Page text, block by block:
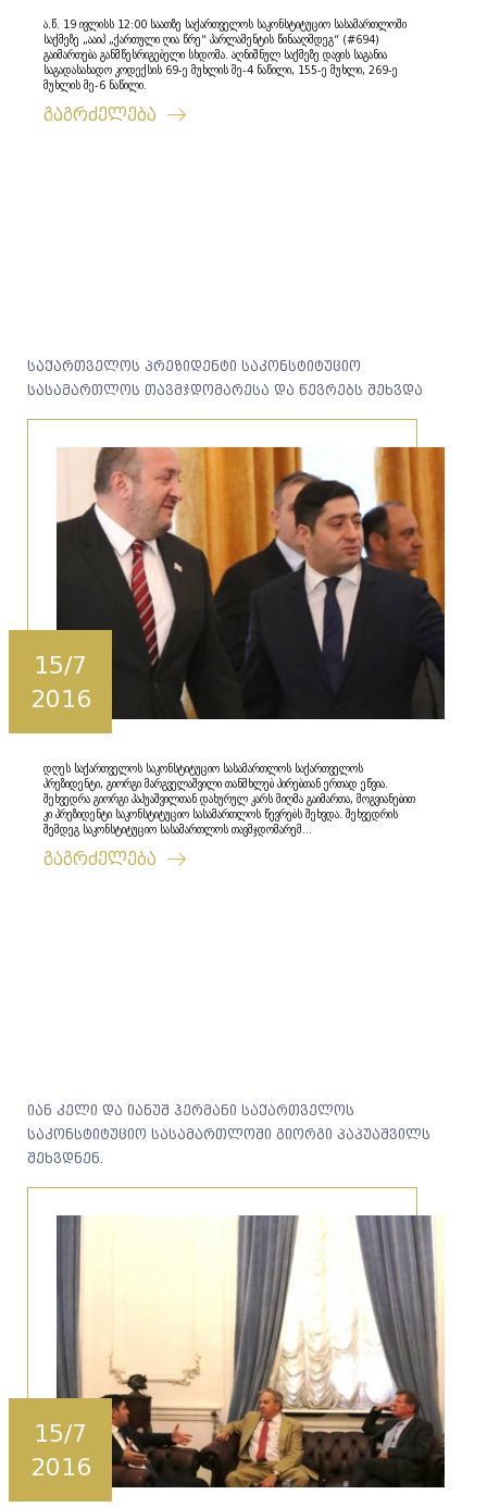
ა.წ. 19 ივლისს 12:00 საათზე საქართველოს საკონსტიტუციო სასამართლოში
საქმეზე „ააიპ „ქართული ღია წრე“ პარლამენტის წინააღმდეგ“ (#694)
გაიმართება განმწესრიგებელი სხდომა. აღნიშნულ საქმეზე დავის საგანია
საგადასახადო კოდექსის 69-ე მუხლის მე-4 ნაწილი, 155-ე მუხლი, 269-ე
მუხლის მე-6 ნაწილი.
გაგრძელება
საქართველოს პრეზიდენტი საკონსტიტუციო
სასამართლოს თავმჯდომარესა და წევრებს შეხვდა
15/7
2016
დღეს საქართველოს საკონსტიტუციო სასამართლოს საქართველოს
პრეზიდენტი, გიორგი მარგველაშვილი თანმხლებ პირებთან ერთად ეწვია.
შეხვედრა გიორგი პაპუაშვილთან დახურულ კარს მიღმა გაიმართა, მოგვიანებით
კი პრეზიდენტი საკონსტიტუციო სასამართლოს წევრებს შეხვდა. შეხვედრის
შემდეგ საკონსტიტუციო სასამართლოს თავმჯდომარემ...
გაგრძელება
იან კელი და იანუშ ჰერმანი საქართველოს
საკონსტიტუციო სასამართლოში გიორგი პაპუაშვილს
შეხვდნენ.
15/7
2016